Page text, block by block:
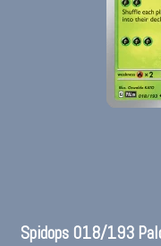
Spidops 018/193